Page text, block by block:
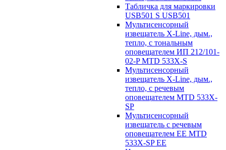
Табличка для маркировки
USB501 S USB501
Мультисенсорный
извещатель X-Line, дым.,
тепло, с тональным
оповещателем ИП 212/101-
02-P MTD 533X-S
Мультисенсорный
извещатель X-Line, дым.,
тепло, с речевым
оповещателем MTD 533X-
SP
Мультисенсорный
извещатель с речевым
оповещателем EE MTD
533X-SP EE